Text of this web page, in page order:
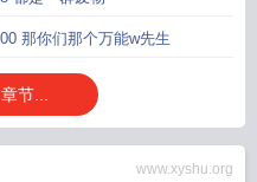
那你们那个万能w先生
节...
www.xyshu.org